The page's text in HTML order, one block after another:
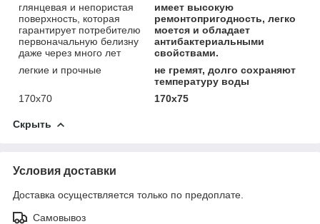
глянцевая и непористая
поверхность, которая
гарантирует потребителю
первоначальную белизну
даже через много лет
имеет высокую
ремонтопригодность, легко
моется и обладает
антибактериальными
свойствами.
легкие и прочные
не гремят, долго сохраняют
температуру воды
170х70
170х75
Скрыть
Условия доставки
Доставка осуществляется только по предоплате.
Самовывоз